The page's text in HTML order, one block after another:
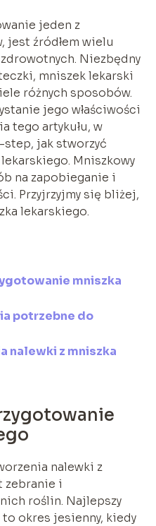
jeden z
jest źródłem wielu
Niezbędny
mniszek lekarski
różnych sposobów.
jego właściwości
tego artykułu, w
step, jak stworzyć
lekarskiego. Mniszkowy
na zapobieganie i
Przyjrzyjmy się bliżej,
lekarskiego.
mniszka
potrzebne do
nalewki z mniszka
nalewki z
i
roślin. Najlepszy
okres jesienny, kiedy